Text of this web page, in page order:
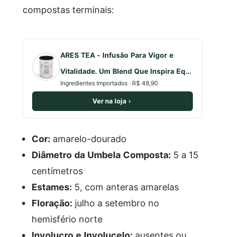
compostas terminais:
ARES TEA - Infusão Para Vigor e
Vitalidade. Um Blend Que Inspira Eq...
Ingredientes Importados · R$ 48,90
Ver na loja
Cor: amarelo-dourado
Diâmetro da Umbela Composta: 5 a 15
centímetros
Estames: 5, com anteras amarelas
Floração: julho a setembro no
hemisfério norte